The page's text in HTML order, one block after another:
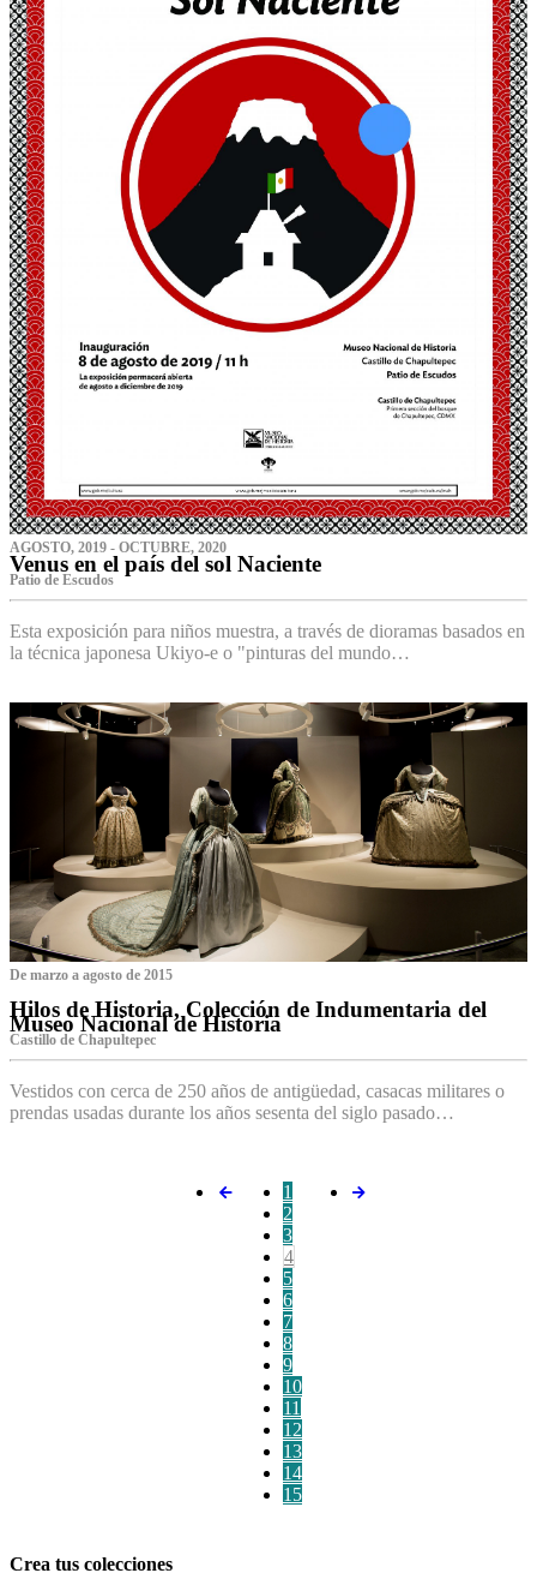
AGOSTO, 2019 - OCTUBRE, 2020
Venus en el país del sol Naciente
P‌atio de Escudos
Esta exposición para niños muestra, a través de dioramas basados en
la técnica japonesa Ukiyo-e o "pinturas del mundo…
De marzo a agosto de 2015
Hilos de Historia, Colección de Indumentaria del
Museo Nacional de Historia
Castillo de Chapultepec
Vestidos con cerca de 250 años de antigüedad, casacas militares o
prendas usadas durante los años sesenta del siglo pasado…
1
2
3
4
5
6
7
8
9
10
11
12
13
14
15
Crea tus colecciones